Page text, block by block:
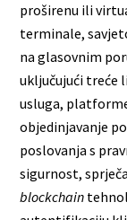
proširenu ili
terminale,
na glasovnim
uključujući treće
usluga,
objedinjavanje
poslovanja s
sigurnost,
blockchain